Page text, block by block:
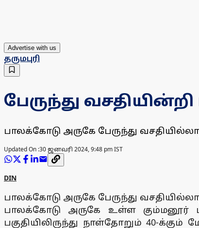
Advertise with us
தருமபுரி
பேருந்து
பாலக்கோடு அருகே பேருந்து
Updated On :30 ஜனவரி 2024, 9:48 pm IST
DIN
பாலக்கோடு அருகே பேருந்து
பாலக்கோடு அருகே உள்ள கும்மனூர்
பகுதியிலிருந்து நாள்தோறும் 40-